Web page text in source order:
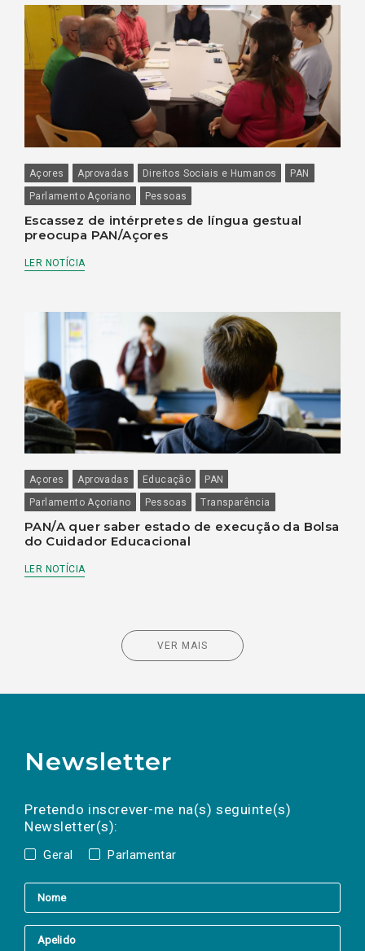
Açores Aprovadas Direitos Sociais e Humanos
PAN
Parlamento Açoriano
Pessoas
Escassez de intérpretes de língua gestual
preocupa PAN/Açores
LER NOTÍCIA
Açores Aprovadas Educação
PAN
Parlamento Açoriano
Pessoas Transparência
PAN/A quer saber estado de execução da Bolsa
do Cuidador Educacional
LER NOTÍCIA
VER MAIS
Newsletter
Pretendo inscrever-me na(s) seguinte(s)
Newsletter(s):
Geral Parlamentar
a(s) newsletter(s).
mail